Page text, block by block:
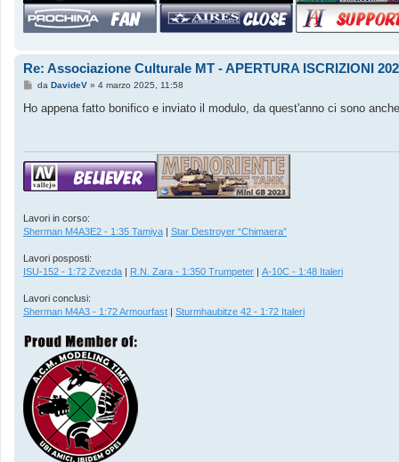
Re: Associazione Culturale MT - APERTURA ISCRIZIONI
M
s
o
da DavideV» 4 marzo 2025, 11:58
Ho appena fatto bonifico e inviato il modulo, da quest'anno ci sono
Lavori in corso:
Sherman M4A3E2 - 1:35 Tamiya | Star Destroyer “Chimaera”
Lavori posposti:
ISU-152 - 1:72 Zvezda | R.N. Zara - 1:350 Trumpeter | A-10C - 1:48 Italeri
Lavori conclusi:
Sherman M4A3 - 1:72 Armourfast | Sturmhaubitze 42 - 1:72 Italeri